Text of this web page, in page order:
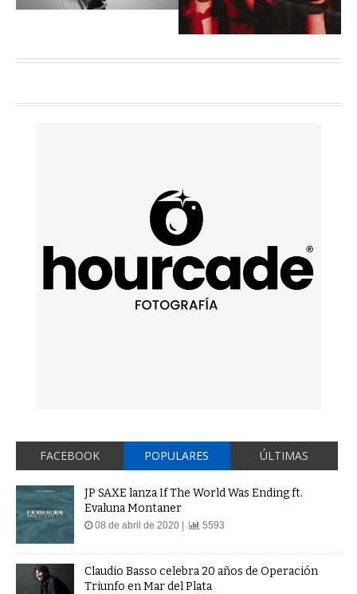
FACEBOOK POPULARES ÚLTIMAS
JP SAXE lanza If The World Was Ending ft.
Evaluna Montaner
08 de abril de 2020 | 5593
Claudio Basso celebra 20 años de Operación
Triunfo en Mar del Plata